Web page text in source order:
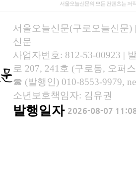
서울오늘신문의 모든 컨텐츠는 저
서울오늘신문(구로오늘신문)
신문
사업자번호: 812-53-00923 |
로 207, 241호 (구로동, 오퍼
☎ (발행인) 010-8553-9979,
소년보호책임자: 김유권
발행일자